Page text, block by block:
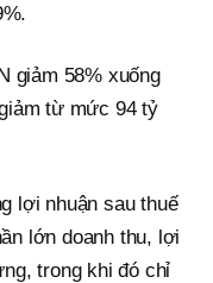
giảm 58% xuống
từ mức 94 tỷ
lợi nhuận sau thuế
lớn doanh thu, lợi
trong khi đó chỉ